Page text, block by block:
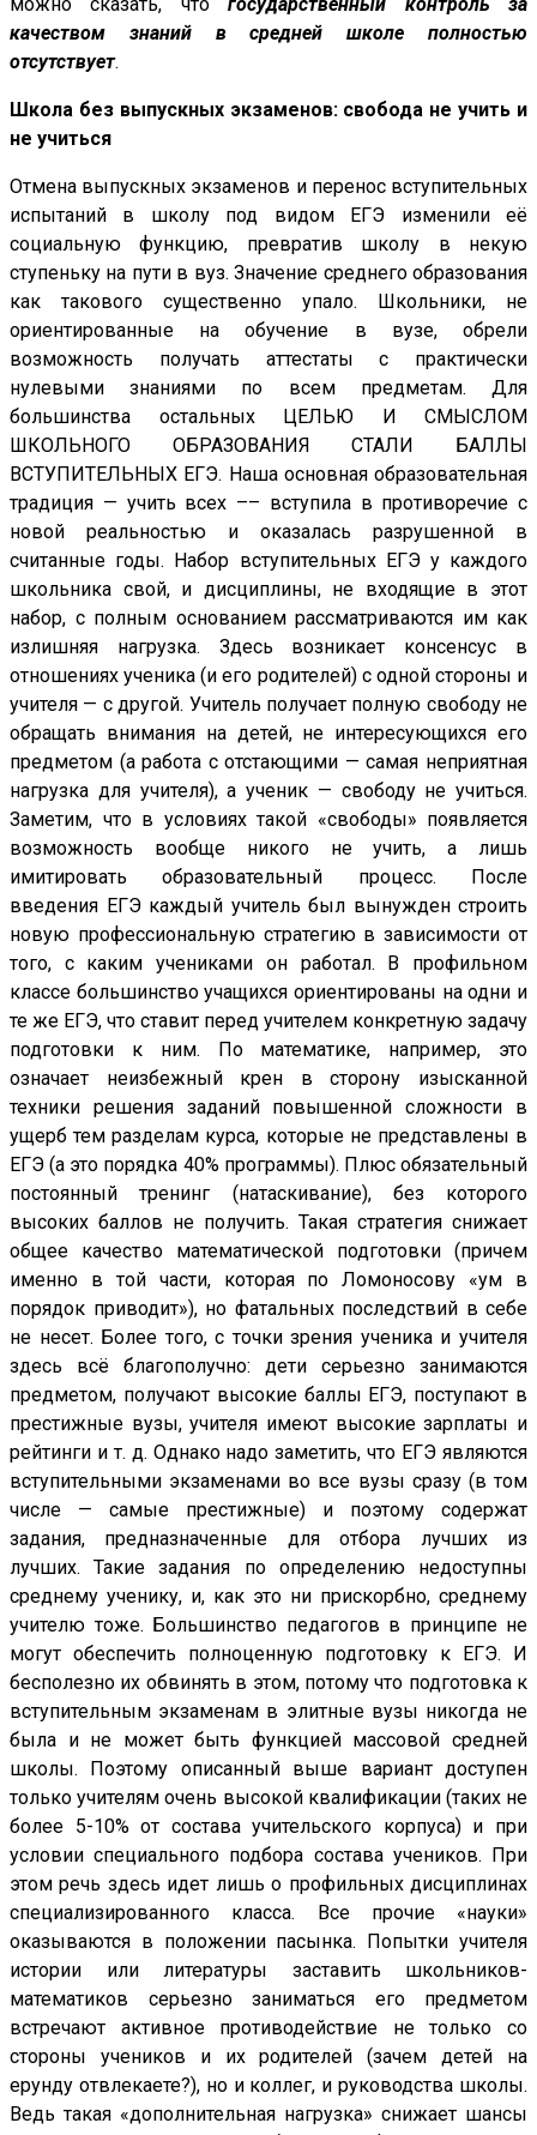
можно сказать, чтогосударственный контроль за
качеством знаний в средней школе полностью
отсутствует.
Школа без выпускных экзаменов: свобода не учить и
не учиться
Отмена выпускных экзаменов и перенос вступительных
испытаний в школу под видом ЕГЭ изменили её
социальную функцию, превратив школу в некую
ступеньку на пути в вуз. Значение среднего образования
как такового существенно упало. Школьники, не
ориентированные на обучение в вузе, обрели
возможность получать аттестаты с практически
нулевыми знаниями по всем предметам. Для
большинства остальных ЦЕЛЬЮ И СМЫСЛОМ
ШКОЛЬНОГО ОБРАЗОВАНИЯ СТАЛИ БАЛЛЫ
ВСТУПИТЕЛЬНЫХ ЕГЭ. Наша основная образовательная
традиция — учить всех –– вступила в противоречие с
новой реальностью и оказалась разрушенной в
считанные годы. Набор вступительных ЕГЭ у каждого
школьника свой, и дисциплины, не входящие в этот
набор, с полным основанием рассматриваются им как
излишняя нагрузка. Здесь возникает консенсус в
отношениях ученика (и его родителей) с одной стороны и
учителя — с другой. Учитель получает полную свободу не
обращать внимания на детей, не интересующихся его
предметом (а работа с отстающими — самая неприятная
нагрузка для учителя), а ученик — свободу не учиться.
Заметим, что в условиях такой «свободы» появляется
возможность вообще никого не учить, а лишь
имитировать образовательный процесс. После
введения ЕГЭ каждый учитель был вынужден строить
новую профессиональную стратегию в зависимости от
того, с каким учениками он работал. В профильном
классе большинство учащихся ориентированы на одни и
те же ЕГЭ, что ставит перед учителем конкретную задачу
подготовки к ним. По математике, например, это
означает неизбежный крен в сторону изысканной
техники решения заданий повышенной сложности в
ущерб тем разделам курса, которые не представлены в
ЕГЭ (а это порядка 40% программы). Плюс обязательный
постоянный тренинг (натаскивание), без которого
высоких баллов не получить. Такая стратегия снижает
общее качество математической подготовки (причем
именно в той части, которая по Ломоносову «ум в
порядок приводит»), но фатальных последствий в себе
не несет. Более того, с точки зрения ученика и учителя
здесь всё благополучно: дети серьезно занимаются
предметом, получают высокие баллы ЕГЭ, поступают в
престижные вузы, учителя имеют высокие зарплаты и
рейтинги и т. д. Однако надо заметить, что ЕГЭ являются
вступительными экзаменами во все вузы сразу (в том
числе — самые престижные) и поэтому содержат
задания, предназначенные для отбора лучших из
лучших. Такие задания по определению недоступны
среднему ученику, и, как это ни прискорбно, среднему
учителю тоже. Большинство педагогов в принципе не
могут обеспечить полноценную подготовку к ЕГЭ. И
бесполезно их обвинять в этом, потому что подготовка к
вступительным экзаменам в элитные вузы никогда не
была и не может быть функцией массовой средней
школы. Поэтому описанный выше вариант доступен
только учителям очень высокой квалификации (таких не
более 5-10% от состава учительского корпуса) и при
условии специального подбора состава учеников. При
этом речь здесь идет лишь о профильных дисциплинах
специализированного класса. Все прочие «науки»
оказываются в положении пасынка. Попытки учителя
истории или литературы заставить школьников-
математиков серьезно заниматься его предметом
встречают активное противодействие не только со
стороны учеников и их родителей (зачем детей на
ерунду отвлекаете?), но и коллег, и руководства школы.
Ведь такая «дополнительная нагрузка» снижает шансы